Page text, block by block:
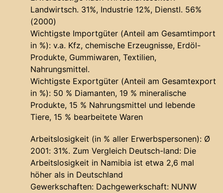
Landwirtsch. 31%, Industrie 12%, Dienstl. 56%
(2000)
Wichtigste Importgüter (Anteil am Gesamtimport
in %): v.a. Kfz, chemische Erzeugnisse, Erdöl-
Produkte, Gummiwaren, Textilien,
Nahrungsmittel.
Wichtigste Exportgüter (Anteil am Gesamtexport
in %): 50 % Diamanten, 19 % mineralische
Produkte, 15 % Nahrungsmittel und lebende
Tiere, 15 % bearbeitete Waren
Arbeitslosigkeit (in % aller Erwerbspersonen): Ø
2001: 31%. Zum Vergleich Deutsch-land: Die
Arbeitslosigkeit in Namibia ist etwa 2,6 mal
höher als in Deutschland
Gewerkschaften: Dachgewerkschaft: NUNW